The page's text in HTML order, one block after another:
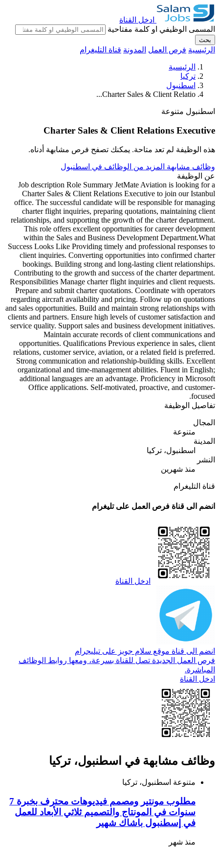
ادخل القناة
المسمى الوظيفي او كلمة مفتاحية
بحث
الرئيسية فرص العمل المدونة قناة التليغرام
الرئيسية
تركيا
اسطنبول
Charter Sales & Client Relatio...
اسطنبول متنوعة
Charter Sales & Client Relations Executive
هذه الوظيفة لم تعد متاحة. يمكنك تصفح فرص مشابهة أدناه.
وظائف مشابهة المزيد من الوظائف في اسطنبول
عن الوظيفة
Job description Role Summary JetMate Aviation is looking for a
Charter Sales & Client Relations Executive to join our Istanbul
office. The successful candidate will be responsible for managing
charter flight inquiries, preparing quotations, maintaining client
relationships, and supporting the growth of the charter department.
This role offers excellent opportunities for career development
within the Sales and Business Development Department.What
Success Looks Like Providing timely and professional responses to
client inquiries. Converting opportunities into confirmed charter
bookings. Building strong and long-lasting client relationships.
Contributing to the growth and success of the charter department.
Responsibilities Manage charter flight inquiries and client requests.
Prepare and submit charter quotations. Coordinate with operators
regarding aircraft availability and pricing. Follow up on quotations
and sales opportunities. Build and maintain strong relationships with
clients and partners. Ensure high levels of customer satisfaction and
service quality. Support sales and business development initiatives.
Maintain accurate records of client communications and
opportunities. Qualifications Previous experience in sales, client
relations, customer service, aviation, or a related field is preferred.
Strong communication and relationship-building skills. Excellent
organizational and time-management abilities. Fluent in English;
additional languages are an advantage. Proficiency in Microsoft
Office applications. Self-motivated, proactive, and customer-
focused.
تفاصيل الوظيفة
المجال
متنوعة
المدينة
اسطنبول، تركيا
النشر
منذ شهرين
قناة التليغرام
انضم الى قناة فرص العمل على تليغرام
ادخل القناة
انضم الى قناة موقع سلام جوبز على تيليجرام
فرص العمل الجديدة تصل للقناة بسرعة، ومعها روابط الوظائف
المباشرة.
ادخل القناة
وظائف مشابهة في اسطنبول، تركيا
متنوعة اسطنبول، تركيا
مطلوب مونتير ومصمم فيديوهات محترف بخبرة 7
سنوات في المونتاج والتصميم ثلاثي الأبعاد للعمل
في إسطنبول باشاك شهير
منذ شهر